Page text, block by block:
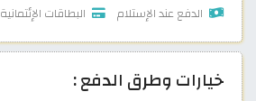
الدفع عند الإستلام البطاقات الإئتمانية
خيارات وطرق الدفع :